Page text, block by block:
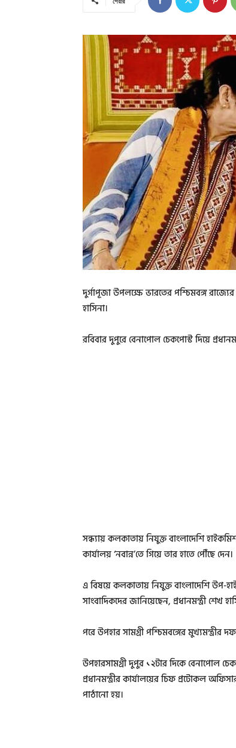
দুর্গাপূজা উপলক্ষে ভারতের পশ্চিমবঙ্গ রাজ্যের
হাসিনা।
রবিবার দুপুরে বেনাপোল চেকপোস্ট দিয়ে
সন্ধ্যায় কলকাতায় নিযুক্ত বাংলাদেশি
কার্যালয় ‘নবান্ন’তে গিয়ে তার হাতে পৌঁছে দেন।
এ বিষয়ে কলকাতায় নিযুক্ত বাংলাদেশি উপ-
সাংবাদিকদের জানিয়েছেন, প্রধানমন্ত্রী শেখ
পরে উপহার সামগ্রী পশ্চিমবঙ্গের মুখ্যমন্ত্রীর
উপহারসামগ্রী দুপুর ১২টার দিকে বেনাপোল
প্রধানমন্ত্রীর কার্যালয়ের চিফ প্রটোকল
পাঠানো হয়।